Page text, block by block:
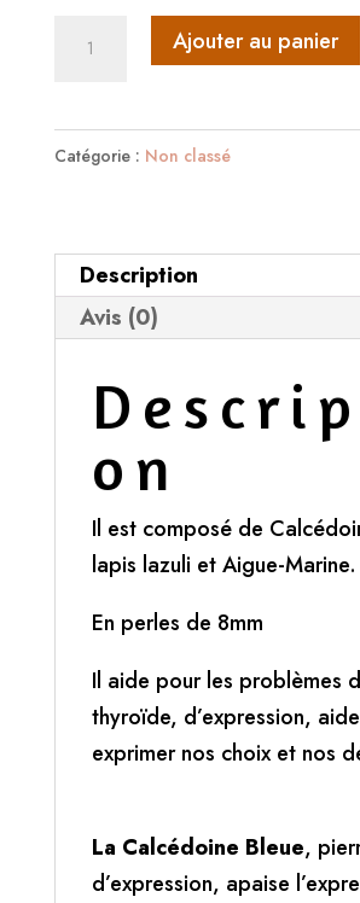
quantité
Expression/
Ajouter au panier
Catégorie : Non classé
Description
Avis (0)
on
Il est composé de
lapis lazuli et Aigue-Marine.
En perles de 8mm
Il aide pour les problèmes
thyroïde, d’expression,
exprimer nos choix et nos
La Calcédoine Bleue,
d’expression, apaise